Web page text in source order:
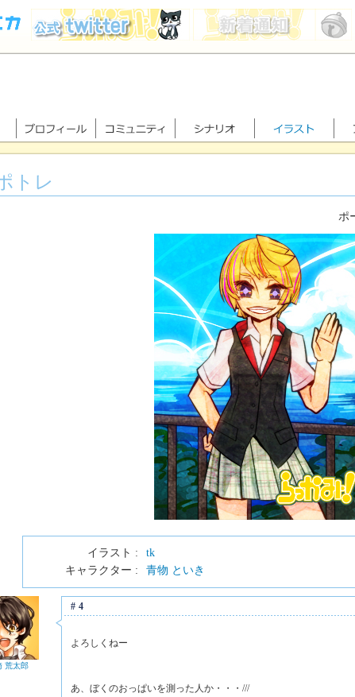
トレ
ポ
イラスト :
tk
キャラクター :
青物 といき
荒太郎
#4
よろしくねー
あ、ぼくのおっぱいを測った人か・・・///